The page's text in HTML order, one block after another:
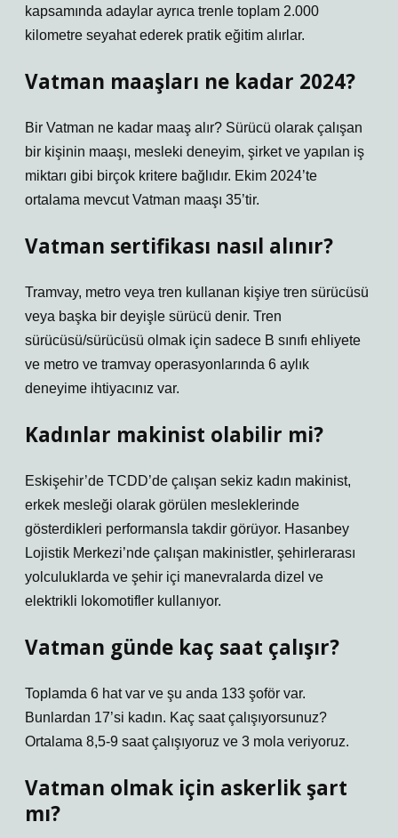
kapsamında adaylar ayrıca trenle toplam 2.000
kilometre seyahat ederek pratik eğitim alırlar.
Vatman maaşları ne kadar 2024?
Bir Vatman ne kadar maaş alır? Sürücü olarak çalışan
bir kişinin maaşı, mesleki deneyim, şirket ve yapılan iş
miktarı gibi birçok kritere bağlıdır. Ekim 2024’te
ortalama mevcut Vatman maaşı 35’tir.
Vatman sertifikası nasıl alınır?
Tramvay, metro veya tren kullanan kişiye tren sürücüsü
veya başka bir deyişle sürücü denir. Tren
sürücüsü/sürücüsü olmak için sadece B sınıfı ehliyete
ve metro ve tramvay operasyonlarında 6 aylık
deneyime ihtiyacınız var.
Kadınlar makinist olabilir mi?
Eskişehir’de TCDD’de çalışan sekiz kadın makinist,
erkek mesleği olarak görülen mesleklerinde
gösterdikleri performansla takdir görüyor. Hasanbey
Lojistik Merkezi’nde çalışan makinistler, şehirlerarası
yolculuklarda ve şehir içi manevralarda dizel ve
elektrikli lokomotifler kullanıyor.
Vatman günde kaç saat çalışır?
Toplamda 6 hat var ve şu anda 133 şoför var.
Bunlardan 17’si kadın. Kaç saat çalışıyorsunuz?
Ortalama 8,5-9 saat çalışıyoruz ve 3 mola veriyoruz.
Vatman olmak için askerlik şart
mı?